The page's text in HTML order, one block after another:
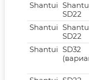
Shantui
SD22
Shantui
SD22
Shantui SD32